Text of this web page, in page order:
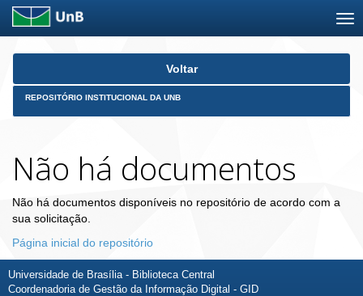
Skip
Voltar
REPOSITÓRIO INSTITUCIONAL DA UNB
Não há documentos
Não há documentos disponíveis no repositório de acordo com a
sua solicitação.
Página inicial do repositório
Universidade de Brasília - Biblioteca Central
Coordenadoria de Gestão da Informação Digital - GID